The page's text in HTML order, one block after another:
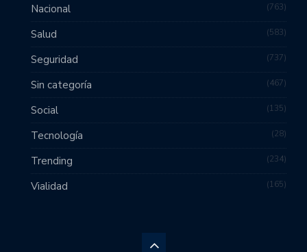
Nacional 763
Salud 583
Seguridad 737
Sin categoría 467
Social 135
Tecnología 28
Trending 234
Vialidad 165